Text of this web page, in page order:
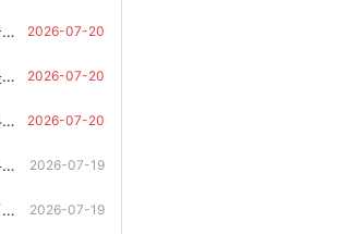
2026-07-20
2026-07-20
2026-07-20
2026-07-19
2026-07-19